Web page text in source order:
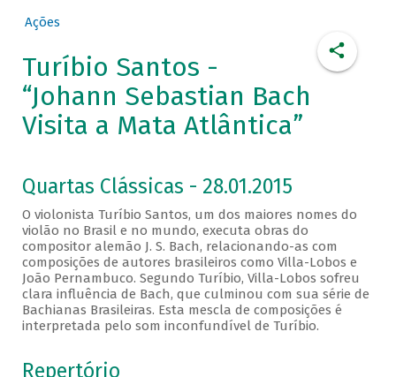
Ações
Turíbio Santos -
“Johann Sebastian Bach
Visita a Mata Atlântica”
Quartas Clássicas - 28.01.2015
O violonista Turíbio Santos, um dos maiores nomes do
violão no Brasil e no mundo, executa obras do
compositor alemão J. S. Bach, relacionando-as com
composições de autores brasileiros como Villa-Lobos e
João Pernambuco. Segundo Turíbio, Villa-Lobos sofreu
clara influência de Bach, que culminou com sua série de
Bachianas Brasileiras. Esta mescla de composições é
interpretada pelo som inconfundível de Turíbio.
Repertório